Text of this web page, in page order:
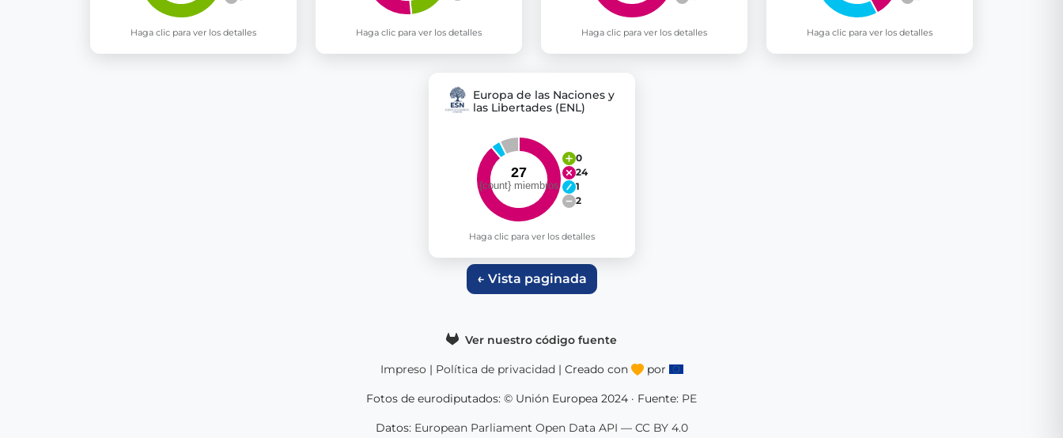
Haga clic para ver los detalles Haga clic para ver los detalles Haga clic para ver los detalles Haga clic para ver los detalles
Europa de las Naciones y
las Libertades (ENL)
0
24
1
2
Haga clic para ver los detalles
← Vista paginada
Ver nuestro código fuente
Impreso | Política de privacidad | Creado con por
Fotos de eurodiputados: © Unión Europea 2024 · Fuente: PE
Datos: European Parliament Open Data API — CC BY 4.0